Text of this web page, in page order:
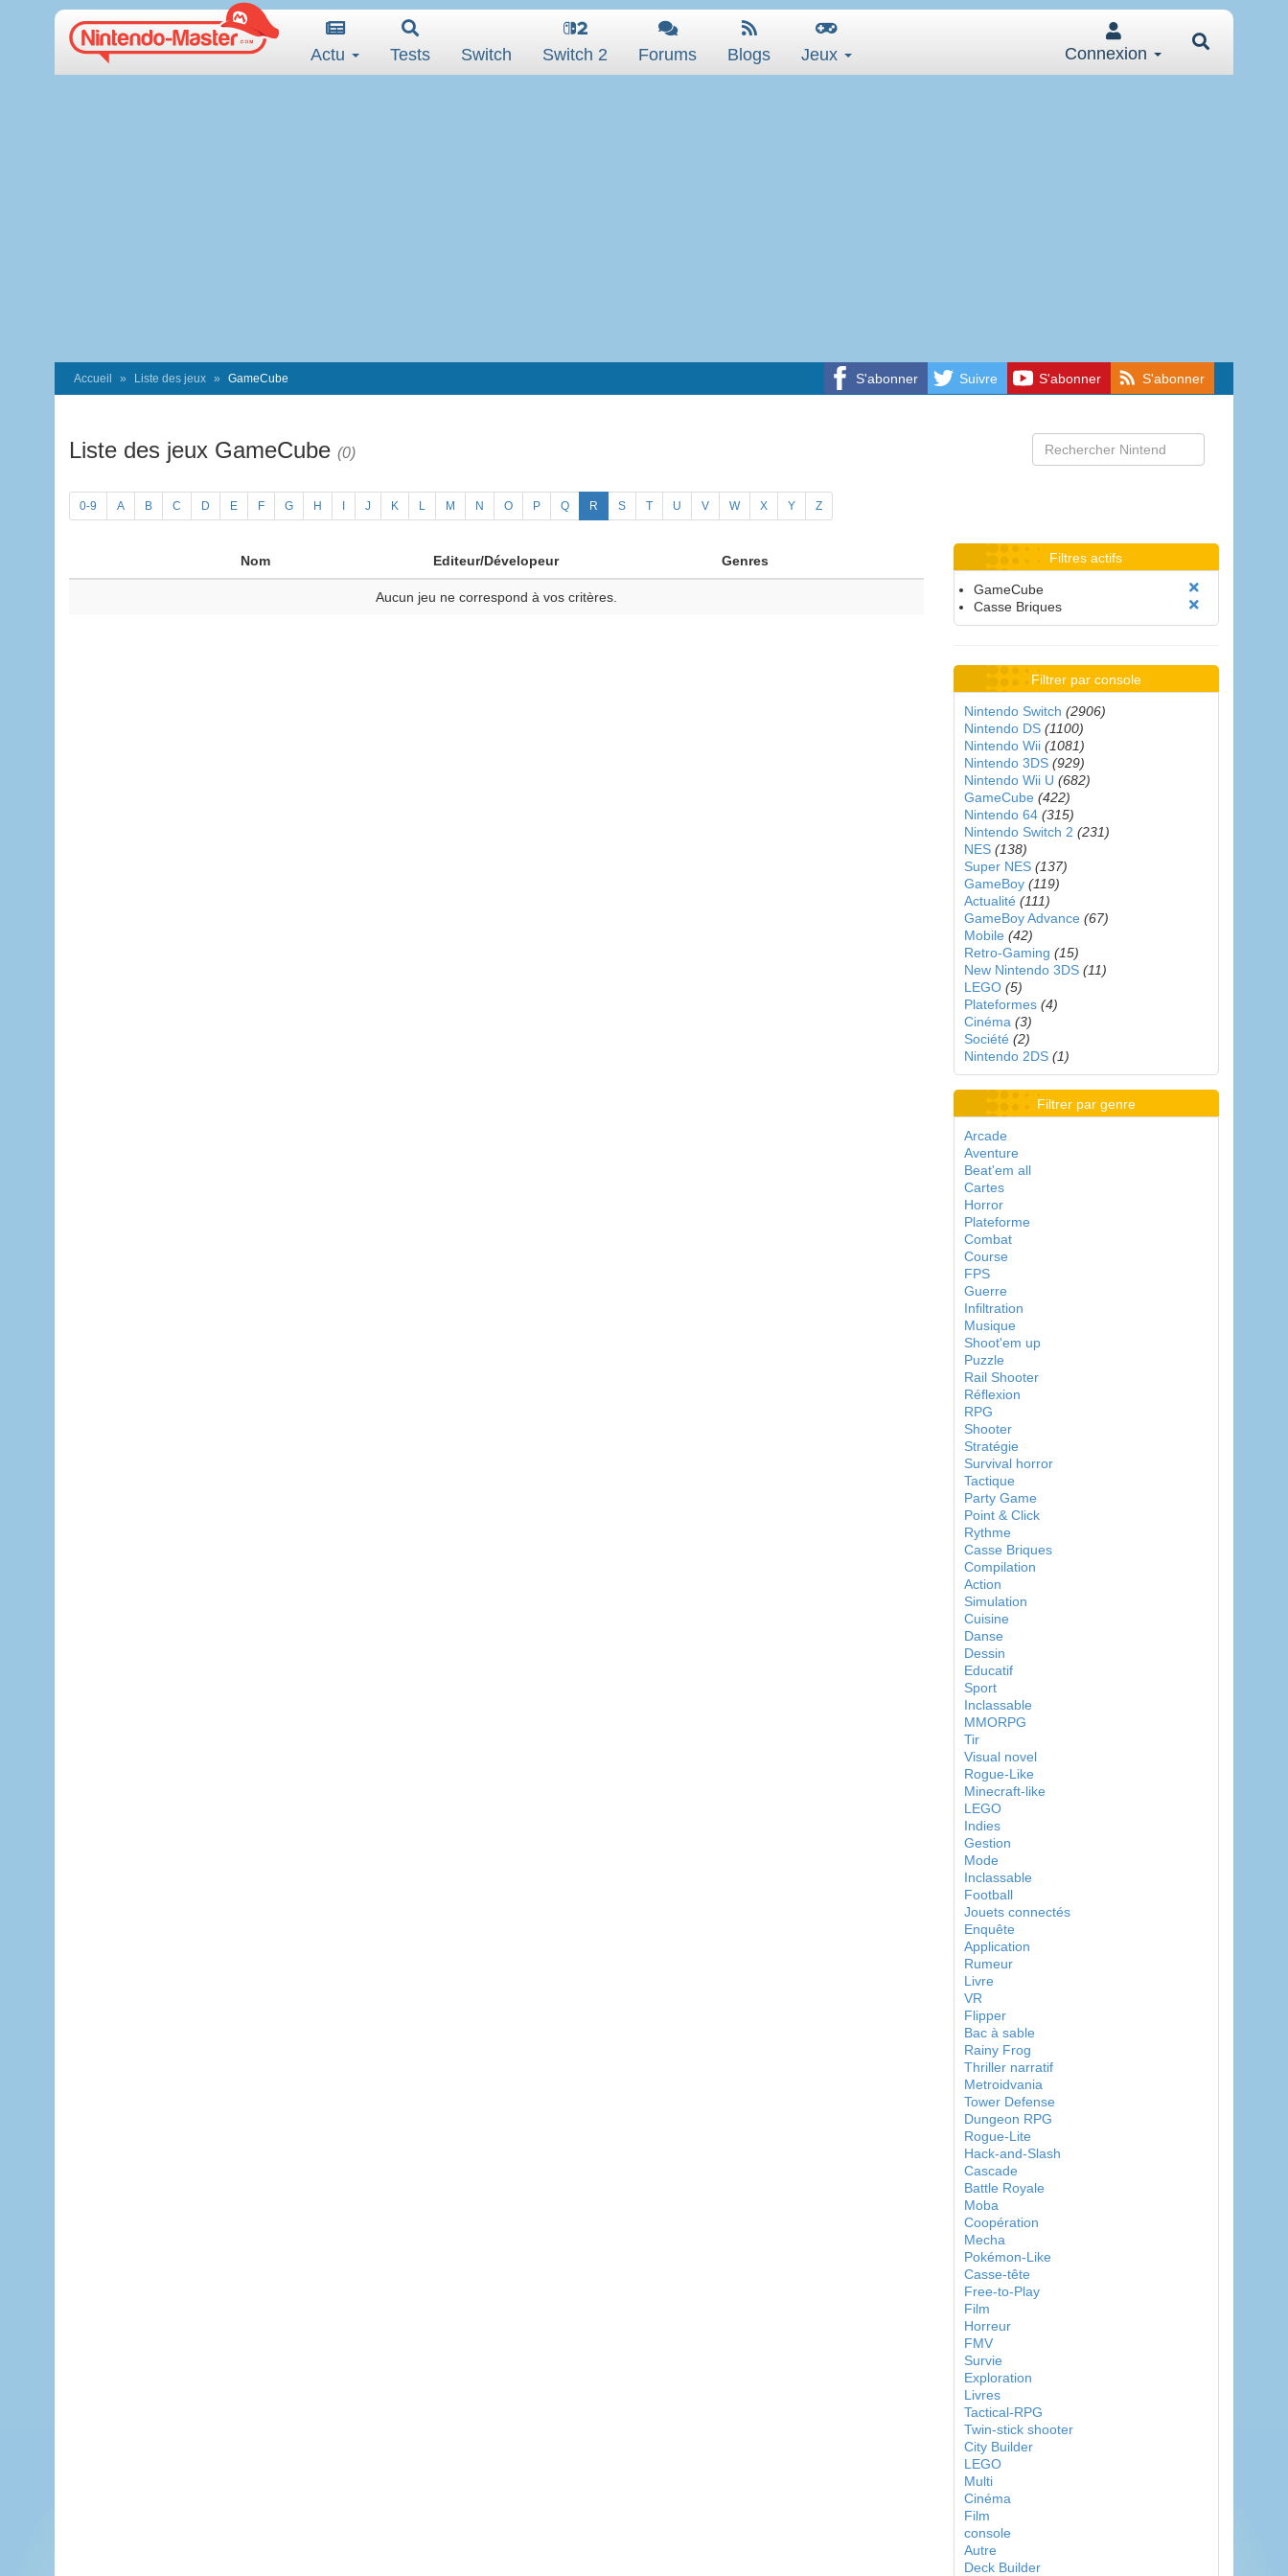
Actu Tests Switch Switch 2 Forums Blogs Jeux Connexion
S'abonner Suivre S'abonner S'abonner
Accueil Liste des jeux GameCube
Liste des jeux GameCube (0)
0-9 A B C D E F G H J K L M N O P Q R S T U V W X Y Z
Nom Editeur/Dévelopeur Genres
Aucun jeu ne correspond à vos critères.
Filtres actifs
GameCube
Casse Briques
Filtrer par console
Nintendo Switch (2906)
Nintendo DS (1100)
Nintendo Wii (1081)
Nintendo 3DS (929)
Nintendo Wii U (682)
GameCube (422)
Nintendo 64 (315)
Nintendo Switch 2 (231)
NES (138)
Super NES (137)
GameBoy (119)
Actualité (111)
GameBoy Advance (67)
Mobile (42)
Retro-Gaming (15)
New Nintendo 3DS (11)
LEGO (5)
Plateformes (4)
Cinéma (3)
Société (2)
Nintendo 2DS (1)
Filtrer par genre
Arcade
Aventure
Beat'em all
Cartes
Horror
Plateforme
Combat
Course
FPS
Guerre
Infiltration
Musique
Shoot'em up
Puzzle
Rail Shooter
Réflexion
RPG
Shooter
Stratégie
Survival horror
Tactique
Party Game
Point & Click
Rythme
Casse Briques
Compilation
Action
Simulation
Cuisine
Danse
Dessin
Educatif
Sport
Inclassable
MMORPG
Tir
Visual novel
Rogue-Like
Minecraft-like
LEGO
Indies
Gestion
Mode
Inclassable
Football
Jouets connectés
Enquête
Application
Rumeur
Livre
VR
Flipper
Bac à sable
Rainy Frog
Thriller narratif
Metroidvania
Tower Defense
Dungeon RPG
Rogue-Lite
Hack-and-Slash
Cascade
Battle Royale
Moba
Coopération
Mecha
Pokémon-Like
Casse-tête
Free-to-Play
Film
Horreur
FMV
Survie
Exploration
Livres
Tactical-RPG
Twin-stick shooter
City Builder
LEGO
Multi
Cinéma
Film
console
Autre
Deck Builder